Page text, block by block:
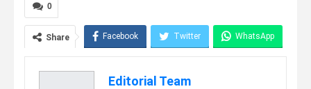
0
Share Facebook Twitter WhatsApp
Editorial Team